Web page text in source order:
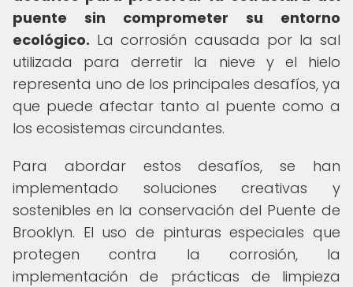
puente sin comprometer su entorno
ecológico. La corrosión causada por la sal
utilizada para derretir la nieve y el hielo
representa uno de los principales desafíos, ya
que puede afectar tanto al puente como a
los ecosistemas circundantes.
Para abordar estos desafíos, se han
implementado soluciones creativas y
sostenibles en la conservación del Puente de
Brooklyn. El uso de pinturas especiales que
protegen contra la corrosión, la
implementación de prácticas de limpieza